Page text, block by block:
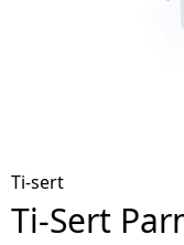
Ti-sert
Ti-Sert